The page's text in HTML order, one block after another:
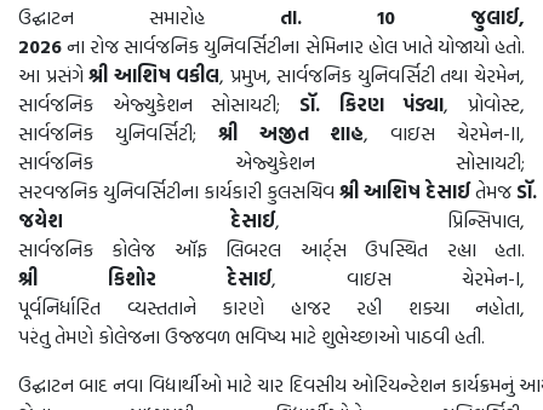
ઉદ્ઘાટન સમારોહ તા. 10 જુલાઈ,
2026ના રોજ સાર્વજનિક યુનિવર્સિટીના સેમિનાર હોલ ખાતે યોજાયો હતો.
આ પ્રસંગેશ્રી આશિષ વકીલ, પ્રમુખ, સાર્વજનિક યુનિવર્સિટી તથા ચેરમેન,
સાર્વજનિક એજ્યુકેશન સોસાયટી; ડૉ. કિરણ પંડ્યા, પ્રોવોસ્ટ,
સાર્વજનિક યુનિવર્સિટી; શ્રી અજીત શાહ, વાઇસ ચેરમેન-II,
સાર્વજનિક એજ્યુકેશન સોસાયટી;
સરવજનિક યુનિવર્સિટીના કાર્યકારી કુલસચિવ શ્રીઆશિષ દેસાઈતેમજ ડૉ.
જયેશ
દેસાઈ, પ્રિન્સિપાલ,
સાર્વજનિક કોલેજ ઑફ લિબરલ આર્ટ્સ ઉપસ્થિત રહ્યા હતા.
શ્રી
કિશોર દેસાઈ, વાઇસ ચેરમેન-I,
પૂર્વનિર્ધારિત વ્યસ્તતાને કારણે હાજર રહી શક્યા નહોતા,
પરંતુ તેમણે કોલેજના ઉજ્જવળ ભવિષ્ય માટે શુભેચ્છાઓ પાઠવી હતી.
ઉદ્ઘાટન બાદ નવા વિદ્યાર્થીઓ માટે ચાર દિવસીય ઓરિયન્ટેશન